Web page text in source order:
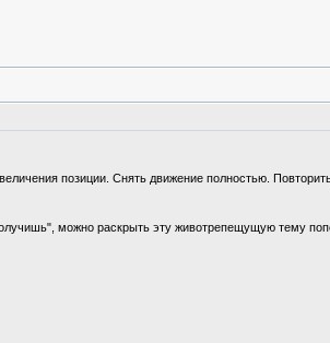
позиции. Снять движение полностью.
можно раскрыть эту животрепещущую тему